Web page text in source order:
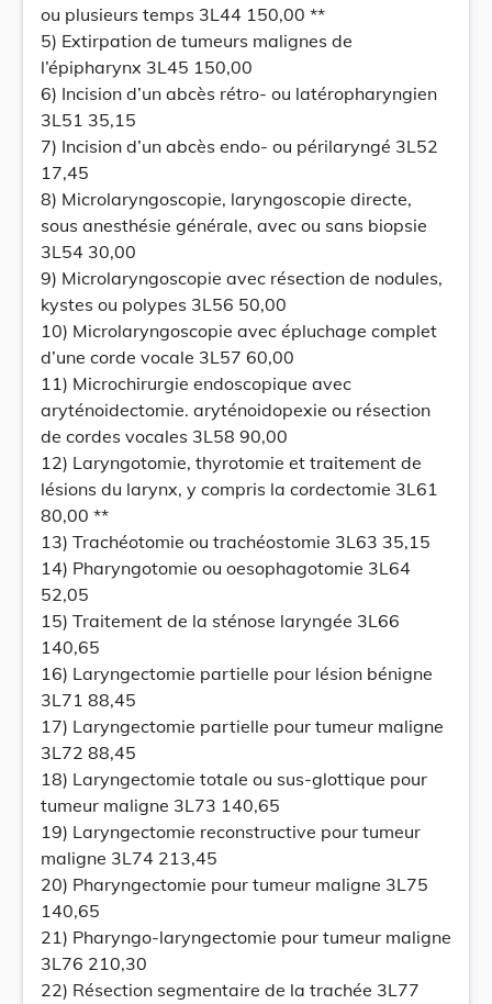
ou plusieurs temps 3L44 150,00 **
5) Extirpation de tumeurs malignes de
l’épipharynx 3L45 150,00
6) Incision d’un abcès rétro- ou latéropharyngien
3L51 35,15
7) Incision d’un abcès endo- ou périlaryngé 3L52
17,45
8) Microlaryngoscopie, laryngoscopie directe,
sous anesthésie générale, avec ou sans biopsie
3L54 30,00
9) Microlaryngoscopie avec résection de nodules,
kystes ou polypes 3L56 50,00
10) Microlaryngoscopie avec épluchage complet
d’une corde vocale 3L57 60,00
11) Microchirurgie endoscopique avec
aryténoidectomie. aryténoidopexie ou résection
de cordes vocales 3L58 90,00
12) Laryngotomie, thyrotomie et traitement de
lésions du larynx, y compris la cordectomie 3L61
80,00 **
13) Trachéotomie ou trachéostomie 3L63 35,15
14) Pharyngotomie ou oesophagotomie 3L64
52,05
15) Traitement de la sténose laryngée 3L66
140,65
16) Laryngectomie partielle pour lésion bénigne
3L71 88,45
17) Laryngectomie partielle pour tumeur maligne
3L72 88,45
18) Laryngectomie totale ou sus-glottique pour
tumeur maligne 3L73 140,65
19) Laryngectomie reconstructive pour tumeur
maligne 3L74 213,45
20) Pharyngectomie pour tumeur maligne 3L75
140,65
21) Pharyngo-laryngectomie pour tumeur maligne
3L76 210,30
22) Résection segmentaire de la trachée 3L77